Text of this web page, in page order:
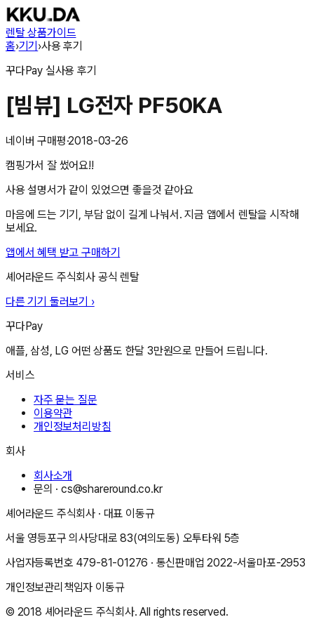
렌탈 상품가이드
홈›기기›사용 후기
꾸다Pay 실사용 후기
[빔뷰] LG전자 PF50KA
네이버 구매평·2018-03-26
캠핑가서 잘 썼어요!!
사용 설명서가 같이 있었으면 좋을것 같아요
마음에 드는 기기, 부담 없이 길게 나눠서. 지금 앱에서 렌탈을 시작해
보세요.
앱에서 혜택 받고 구매하기
셰어라운드 주식회사 공식 렌탈
다른 기기 둘러보기 ›
꾸다Pay
애플, 삼성, LG 어떤 상품도 한달 3만원으로 만들어 드립니다.
서비스
자주 묻는 질문
이용약관
개인정보처리방침
회사
회사소개
문의 ·cs@shareround.co.kr
셰어라운드 주식회사 · 대표 이동규
서울 영등포구 의사당대로 83(여의도동) 오투타워 5층
사업자등록번호 479-81-01276 · 통신판매업2022-서울마포-2953
개인정보관리책임자 이동규
© 2018 셰어라운드 주식회사. All rights reserved.